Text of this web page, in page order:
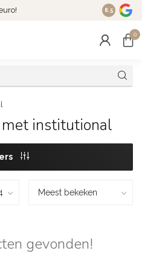
Dé
8.5
0
institutional
gevonden!